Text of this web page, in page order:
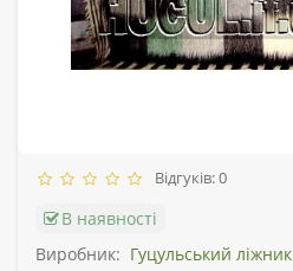
Відгуків: 0
В наявності
Виробник: Гуцульський ліжник